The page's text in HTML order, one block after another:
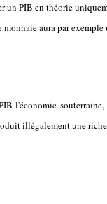
PIB en théorie
aura par
l'économie
illégalement une